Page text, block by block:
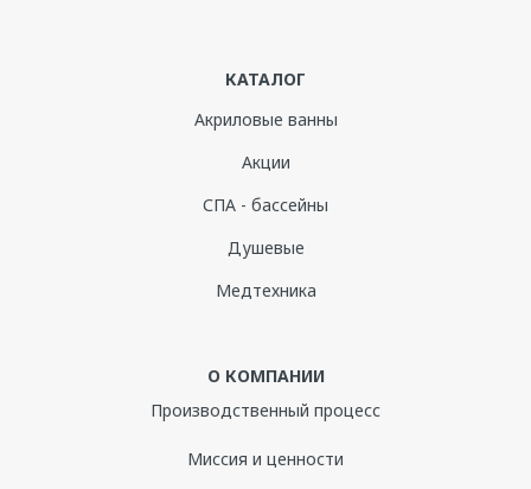
КАТАЛОГ
Акриловые ванны
Акции
СПА - бассейны
Душевые
Медтехника
О КОМПАНИИ
Производственный процесс
Миссия и ценности